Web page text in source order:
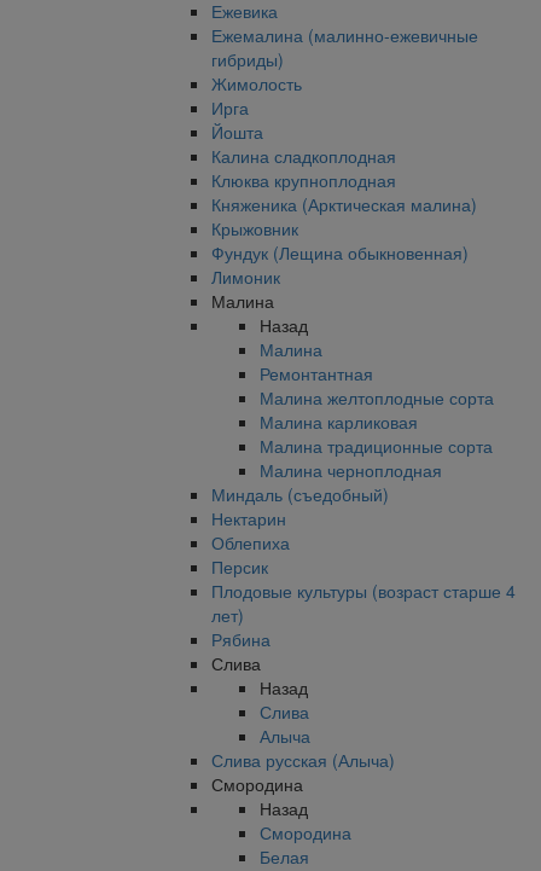
Ежевика
Ежемалина (малинно-ежевичные
гибриды)
Жимолость
Ирга
Йошта
Калина сладкоплодная
Клюква крупноплодная
Княженика (Арктическая малина)
Крыжовник
Фундук (Лещина обыкновенная)
Лимоник
Малина
Назад
Малина
Ремонтантная
Малина желтоплодные сорта
Малина карликовая
Малина традиционные сорта
Малина черноплодная
Миндаль (съедобный)
Нектарин
Облепиха
Персик
Плодовые культуры (возраст старше 4
лет)
Рябина
Слива
Назад
Слива
Алыча
Слива русская (Алыча)
Смородина
Назад
Смородина
Белая